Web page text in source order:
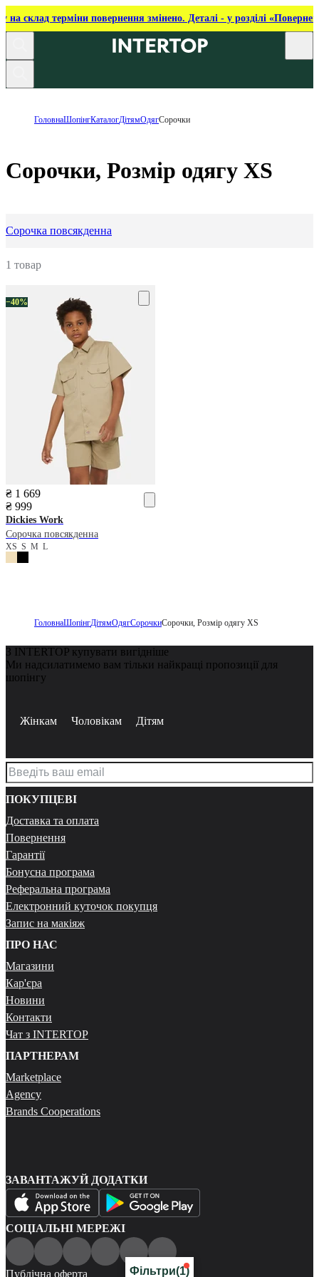
на склад терміни повернення змінено. Деталі - у розділі
ГоловнаШопінгКаталогДітямОдягСорочки
Сорочки, Розмір одягу XS
Сорочка повсякденна
1 товар
−40%
₴ 1 669
₴ 999
Dickies Work
Сорочка повсякденна
XS S M L
ГоловнаШопінгДітямОдягСорочкиСорочки, Розмір одягу XS
Фільтри(1)
З INTERTOP купувати вигідніше
Ми надсилатимемо вам тільки найкращі пропозиції для
шопінгу
Жінкам Чоловікам Дітям
ПОКУПЦЕВІ
Доставка та оплата
Повернення
Гарантії
Бонусна програма
Реферальна програма
Електронний куточок покупця
Запис на макіяж
ПРО НАС
Магазини
Кар'єра
Новини
Контакти
Чат з INTERTOP
ПАРТНЕРАМ
Marketplace
Agency
Brands Cooperations
ЗАВАНТАЖУЙ ДОДАТКИ
СОЦІАЛЬНІ МЕРЕЖІ
Публічна оферта